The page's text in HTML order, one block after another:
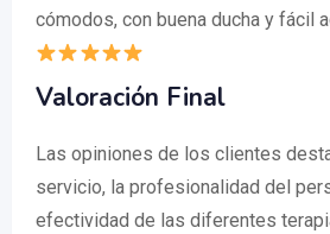
cómodos, con buena ducha y fácil
Valoración Final
Las opiniones de los clientes
servicio, la profesionalidad del
efectividad de las diferentes